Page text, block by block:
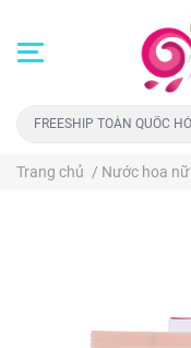
Trang chủ / Nước hoa nữ